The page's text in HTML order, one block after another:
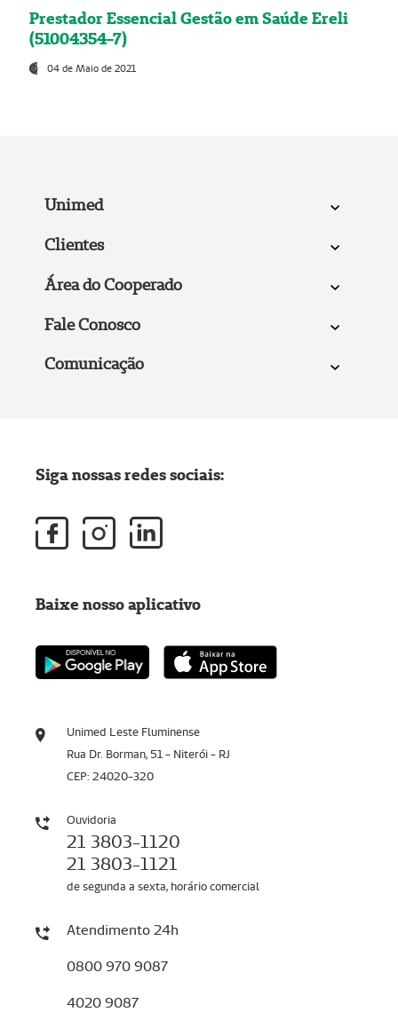
Prestador Essencial Gestão em Saúde Ereli
(51004354-7)
04 de Maio de 2021
Unimed
Clientes
Área do Cooperado
Fale Conosco
Comunicação
Unimed Leste Fluminense
Rua Dr. Borman, 51 - Niterói - RJ
CEP: 24020-320
Ouvidoria
21 3803-1120
21 3803-1121
de segunda a sexta, horário comercial
Atendimento 24h
0800 970 9087
4020 9087
Siga nossas redes sociais:
Baixe nosso aplicativo